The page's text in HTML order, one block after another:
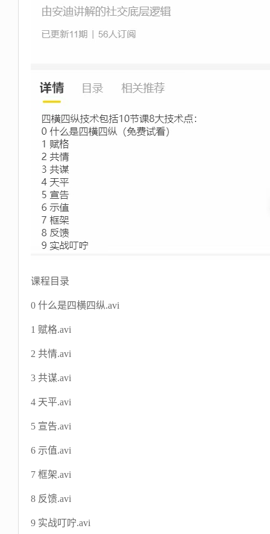
课程目录
0 什么是四横四纵.avi
1 赋格.avi
2 共情.avi
3 共谋.avi
4 天平.avi
5 宣告.avi
6 示值.avi
7 框架.avi
8 反馈.avi
9 实战叮咛.avi